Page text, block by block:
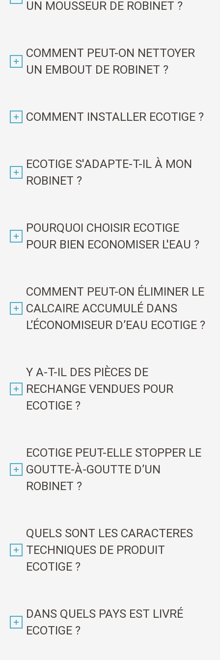
UN MOUSSEUR DE ROBINET ?
COMMENT PEUT-ON NETTOYER
UN EMBOUT DE ROBINET ?
COMMENT INSTALLER ECOTIGE ?
ECOTIGE S'ADAPTE-T-IL À MON
ROBINET ?
POURQUOI CHOISIR ECOTIGE
POUR BIEN ECONOMISER L'EAU ?
COMMENT PEUT-ON ÉLIMINER LE
CALCAIRE ACCUMULÉ DANS
L’ÉCONOMISEUR D’EAU ECOTIGE ?
Y A-T-IL DES PIÈCES DE
RECHANGE VENDUES POUR
ECOTIGE ?
ECOTIGE PEUT-ELLE STOPPER LE
GOUTTE-À-GOUTTE D’UN
ROBINET ?
QUELS SONT LES CARACTERES
TECHNIQUES DE PRODUIT
ECOTIGE ?
DANS QUELS PAYS EST LIVRÉ
ECOTIGE ?